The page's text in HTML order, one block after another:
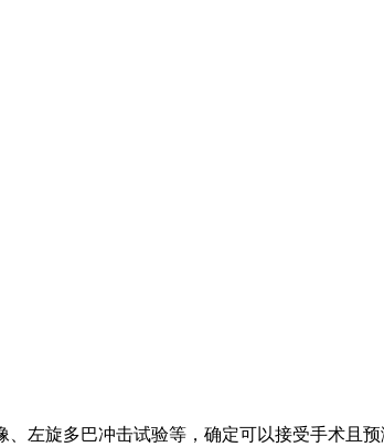
左旋多巴冲击试验等，确定可以接受手术且